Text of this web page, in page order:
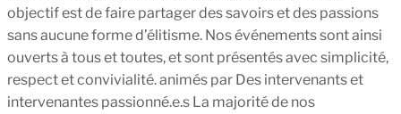
objectif est de faire partager des savoirs et des passions
sans aucune forme d’élitisme. Nos événements sont ainsi
ouverts à tous et toutes, et sont présentés avec simplicité,
respect et convivialité. animés par Des intervenants et
intervenantes passionné.e.s La majorité de nos